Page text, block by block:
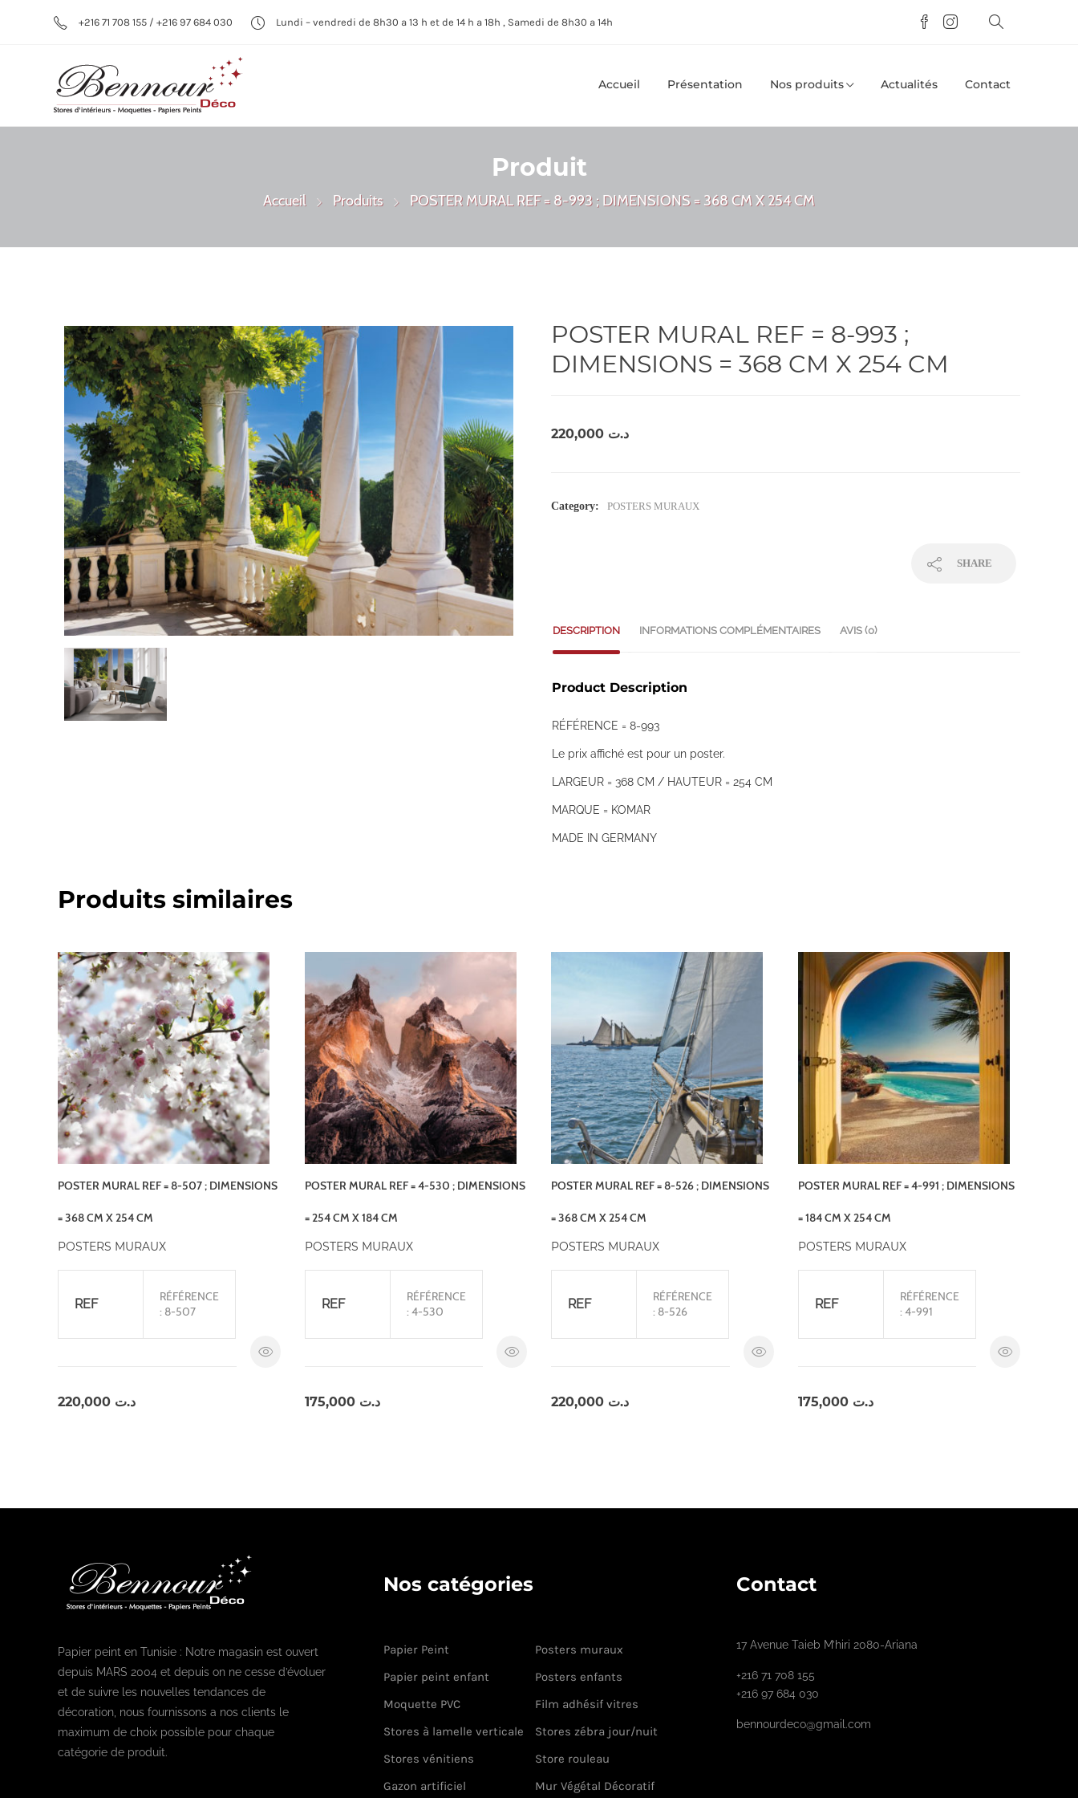
+216 71 708 155 / +216 97 684 030 Lundi – vendredi de 8h30 a 13 h et de 14 h a 18h , Samedi de 8h30 a 14h
Accueil Présentation Nos produits Actualités Contact
Produit
Accueil Produits POSTER MURAL REF = 8-993 ; DIMENSIONS = 368 CM X 254 CM
POSTER MURAL REF = 8-993 ;
DIMENSIONS = 368 CM X 254 CM
د.ت
Category: POSTERS MURAUX
SHARE
DESCRIPTION INFORMATIONS COMPLÉMENTAIRES AVIS (0)
Product Description
RÉFÉRENCE = 8-993
Le prix affiché est pour un poster.
LARGEUR = 368 CM / HAUTEUR = 254 CM
MARQUE = KOMAR
MADE IN GERMANY
Produits similaires
POSTER MURAL REF = 8-507 ; DIMENSIONS
= 368 CM X 254 CM
POSTERS MURAUX
REF
RÉFÉRENCE
: 8-507
د.ت
POSTER MURAL REF = 4-530 ; DIMENSIONS
= 254 CM X 184 CM
POSTERS MURAUX
REF
RÉFÉRENCE
: 4-530
د.ت 175,000
POSTER MURAL REF = 8-526 ; DIMENSIONS
= 368 CM X 254 CM
POSTERS MURAUX
REF
RÉFÉRENCE
: 8-526
د.ت
POSTER MURAL REF = 4-991 ; DIMENSIONS
= 184 CM X 254 CM
POSTERS MURAUX
REF
RÉFÉRENCE
: 4-991
د.ت 175,000
Papier peint en Tunisie : Notre magasin est ouvert
depuis MARS 2004 et depuis on ne cesse d’évoluer
et de suivre les nouvelles tendances de
décoration, nous fournissons a nos clients le
maximum de choix possible pour chaque
catégorie de produit.
Nos catégories
Papier Peint
Posters muraux
Papier peint enfant
Posters enfants
Moquette PVC
Film adhésif vitres
Stores à lamelle verticale
Stores zébra jour/nuit
Stores vénitiens
Store rouleau
Gazon artificiel
Mur Végétal Décoratif
Contact
17 Avenue Taieb M’hiri 2080-Ariana
+216 71 708 155
+216 97 684 030
bennourdeco@gmail.com